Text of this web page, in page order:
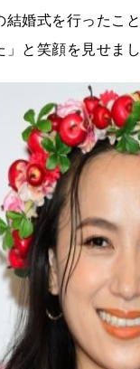
婚式を行ったこ
」と笑顔を見せま